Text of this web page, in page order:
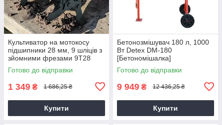
Культиватор на мотокосу
підшипники 28 мм, 9 шліців з
зйомними фрезами 9T28
Готово до відправки
1 349 ₴ 1 686,25 ₴
Купити
Бетонозмішувач 180 л, 1000
Вт Detex DM-180
[Бетономішалка]
Готово до відправки
9 949 ₴ 12 436,25 ₴
Купити